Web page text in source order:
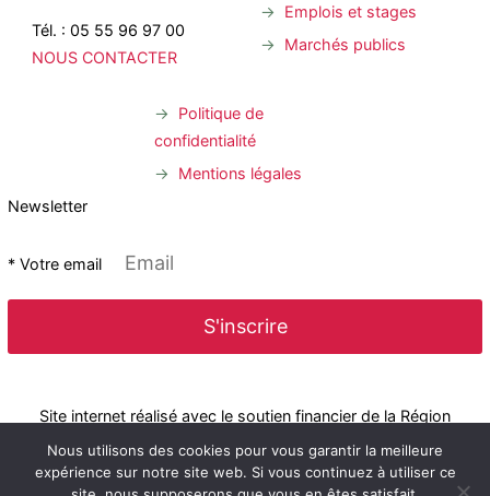
Tél. : 05 55 96 97 00
NOUS CONTACTER
Emplois et stages
Marchés publics
Politique de
confidentialité
Mentions légales
Newsletter
* Votre email
Site internet réalisé avec le soutien financier de la Région
Nous utilisons des cookies pour vous garantir la meilleure
expérience sur notre site web. Si vous continuez à utiliser ce